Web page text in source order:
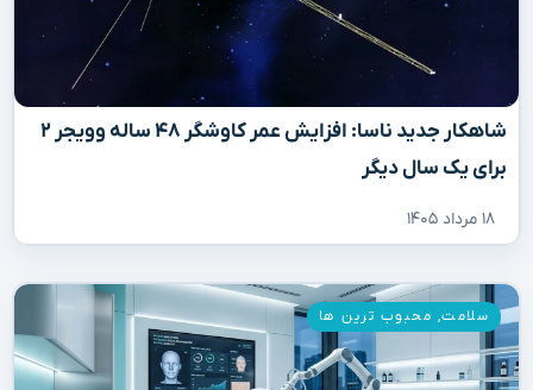
شاهکار جدید ناسا: افزایش عمر کاوشگر ۴۸ ساله وویجر ۲
برای یک سال دیگر
۱۸ مرداد ۱۴۰۵
سلامت, محبوب ترین ها